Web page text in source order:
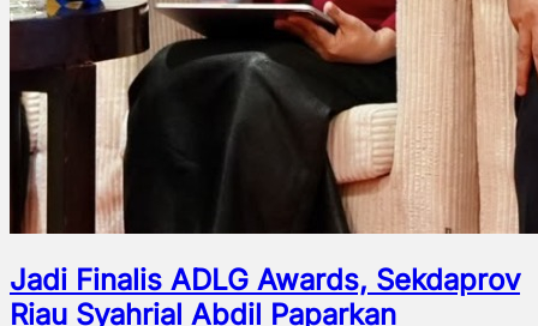
Jadi Finalis ADLG Awards, Sekdaprov
Riau Syahrial Abdil Paparkan